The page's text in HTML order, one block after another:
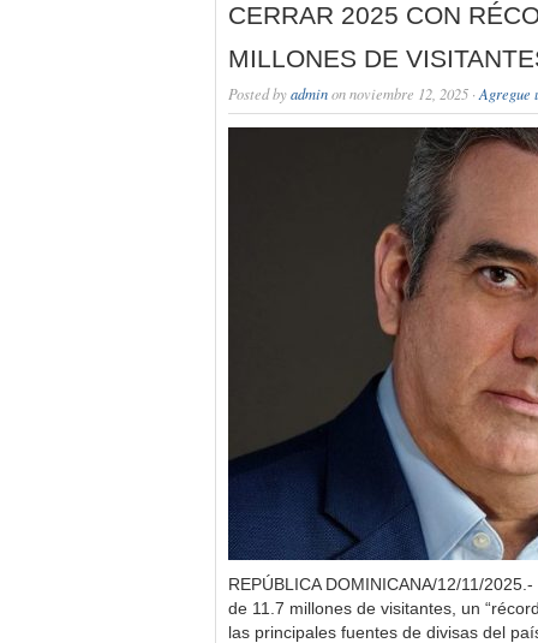
CERRAR 2025 CON
MILLONES DE
Posted byadminon noviembre 12, 2025 · Agregue
REPÚBLICA DOMINICANA/12/11/
de 11.7 millones de visitantes, un
las principales fuentes de divisas del